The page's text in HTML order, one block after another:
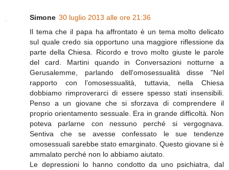
Simone 30 luglio 2013 alle ore 21:36
Il tema che il papa ha affrontato è un tema molto delicato
sul quale credo sia opportuno una maggiore riflessione da
parte della Chiesa. Ricordo e trovo molto giuste le parole
del card. Martini quando in Conversazioni notturne a
Gerusalemme, parlando dell'omosessualità disse "Nel
rapporto con l’omosessualità, tuttavia, nella Chiesa
dobbiamo rimproverarci di essere spesso stati insensibili.
Penso a un giovane che si sforzava di comprendere il
proprio orientamento sessuale. Era in grande difficoltà. Non
poteva parlarne con nessuno perché si vergognava.
Sentiva che se avesse confessato le sue tendenze
omosessuali sarebbe stato emarginato. Questo giovane si è
ammalato perché non lo abbiamo aiutato.
Le depressioni lo hanno condotto da uno psichiatra, dal